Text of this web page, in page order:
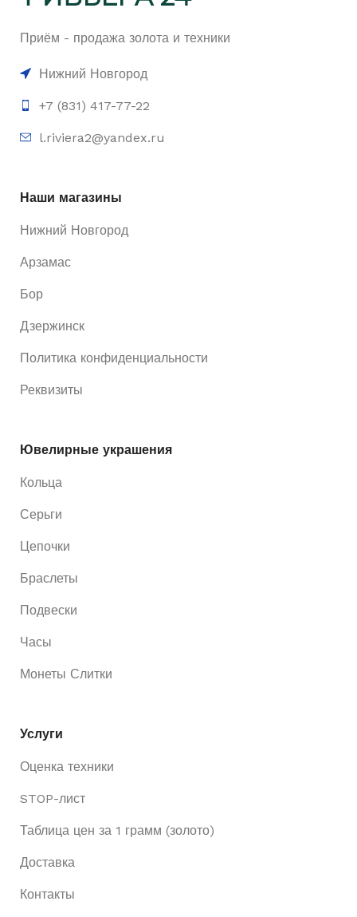
Приём - продажа золота и техники
Нижний Новгород
+7 (831) 417-77-22
l.riviera2@yandex.ru
Наши магазины
Нижний Новгород
Арзамас
Бор
Дзержинск
Политика конфиденциальности
Реквизиты
Ювелирные украшения
Кольца
Серьги
Цепочки
Браслеты
Подвески
Часы
Монеты Слитки
Услуги
Оценка техники
STOP-лист
Таблица цен за 1 грамм (золото)
Доставка
Контакты